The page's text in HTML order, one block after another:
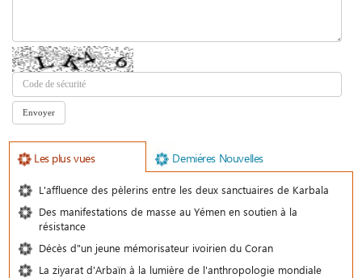
Les plus vues Demiéres Nouvelles
L'affluence des pèlerins entre les deux sanctuaires de Karbala
Des manifestations de masse au Yémen en soutien à la
résistance
Décès d"un jeune mémorisateur ivoirien du Coran
La ziyarat d'Arbaïn à la lumière de l'anthropologie mondiale